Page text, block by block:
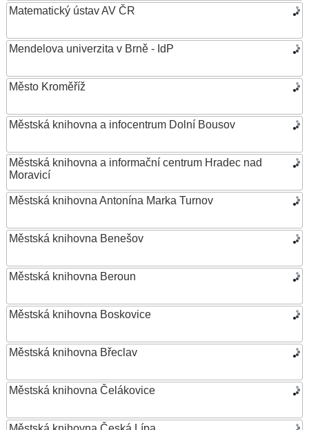
Matematický ústav AV ČR
Mendelova univerzita v Brně - IdP
Město Kroměříž
Městská knihovna a infocentrum Dolní Bousov
Městská knihovna a informační centrum Hradec nad
Moravicí
Městská knihovna Antonína Marka Turnov
Městská knihovna Benešov
Městská knihovna Beroun
Městská knihovna Boskovice
Městská knihovna Břeclav
Městská knihovna Čelákovice